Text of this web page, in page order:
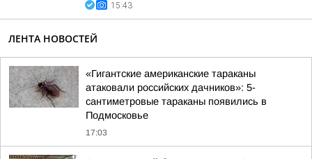
15:43
ЛЕНТА НОВОСТЕЙ
«Гигантские американские тараканы
атаковали российских дачников»: 5-
сантиметровые тараканы появились в
Подмосковье
17:03